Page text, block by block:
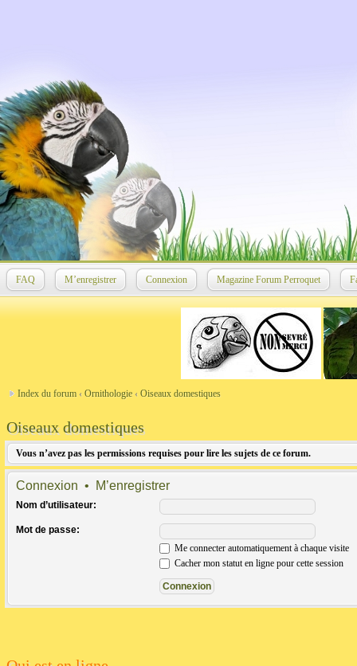
FAQ M’enregistrer Connexion Magazine Forum Perroquet
Index du forum ‹ Ornithologie ‹ Oiseaux domestiques
Oiseaux domestiques
Vous n’avez pas les permissions requises pour lire les sujets de ce forum.
Connexion • M’enregistrer
Nom d’utilisateur:
Mot de passe:
Me connecter automatiquement à chaque visite
Cacher mon statut en ligne pour cette session